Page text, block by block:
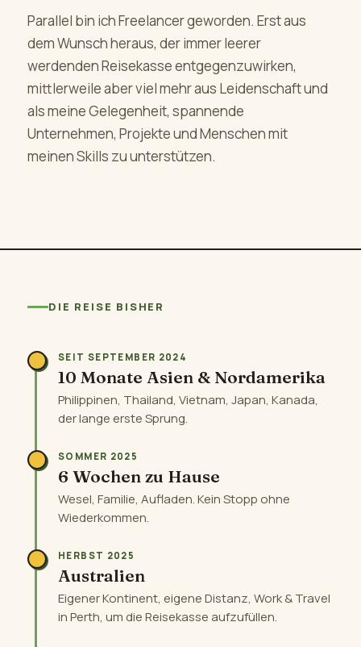
Parallel bin ich Freelancer geworden. Erst aus
dem Wunsch heraus, der immer leerer
werdenden Reisekasse entgegenzuwirken,
mittlerweile aber viel mehr aus Leidenschaft und
als meine Gelegenheit, spannende
Unternehmen, Projekte und Menschen mit
meinen Skills zu unterstützen.
DIE REISE BISHER
SEIT SEPTEMBER 2024
10 Monate Asien & Nordamerika
Philippinen, Thailand, Vietnam, Japan, Kanada,
der lange erste Sprung.
SOMMER 2025
6 Wochen zu Hause
Wesel, Familie, Aufladen. Kein Stopp ohne
Wiederkommen.
HERBST 2025
Australien
Eigener Kontinent, eigene Distanz, Work & Travel
in Perth, um die Reisekasse aufzufüllen.